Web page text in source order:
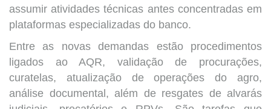
assumir atividades técnicas antes concentradas em
plataformas especializadas do banco.
Entre as novas demandas estão procedimentos
ligados ao AQR, validação de procurações,
curatelas, atualização de operações do agro,
análise documental, além de resgates de alvarás